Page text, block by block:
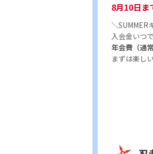
8月10日ま
＼SUMMER
入会金いつ
年会費（通
まずは楽し